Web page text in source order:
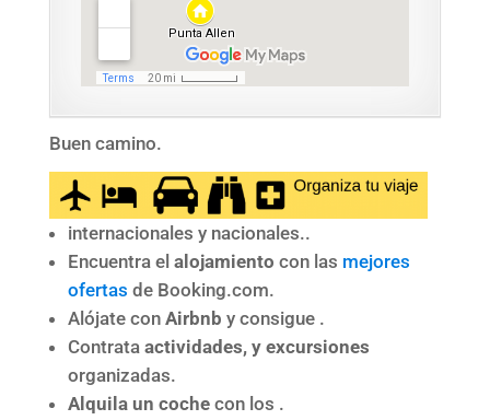
Buen camino.
internacionales y nacionales..
Encuentra el alojamiento con las mejores
ofertas de Booking.com.
Alójate con Airbnb y consigue .
Contrata actividades, y excursiones
organizadas.
Alquila un cochecon los .